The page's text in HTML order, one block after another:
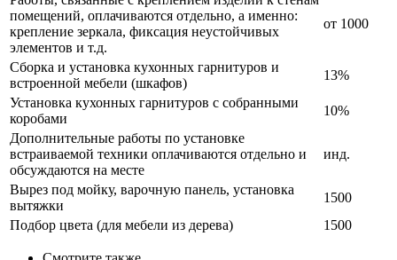
помещений, оплачиваются отдельно, а именно:
крепление зеркала, фиксация неустойчивых
элементов и т.д.
от 1000
Сборка и установка кухонных гарнитуров и
встроенной мебели (шкафов)
13%
Установка кухонных гарнитуров с собранными
коробами
10%
Дополнительные работы по установке
встраиваемой техники оплачиваются отдельно и
обсуждаются на месте
инд.
Вырез под мойку, варочную панель, установка
вытяжки
1500
Подбор цвета (для мебели из дерева)
1500